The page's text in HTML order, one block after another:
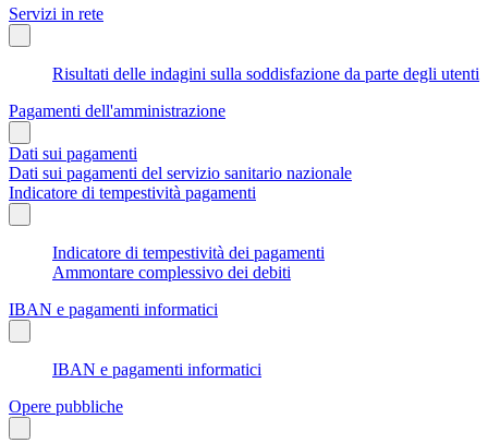
Servizi in rete
Risultati delle indagini sulla soddisfazione da parte degli utenti
Pagamenti dell'amministrazione
Dati sui pagamenti
Dati sui pagamenti del servizio sanitario nazionale
Indicatore di tempestività pagamenti
Indicatore di tempestività dei pagamenti
Ammontare complessivo dei debiti
IBAN e pagamenti informatici
IBAN e pagamenti informatici
Opere pubbliche